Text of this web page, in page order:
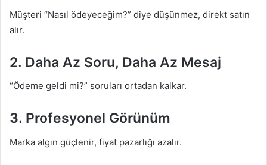
Müşteri “Nasıl ödeyeceğim?” diye düşünmez, direkt satın
alır.
2. Daha Az Soru, Daha Az Mesaj
“Ödeme geldi mi?” soruları ortadan kalkar.
3. Profesyonel Görünüm
Marka algın güçlenir, fiyat pazarlığı azalır.